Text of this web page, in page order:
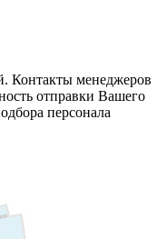
Контакты менеджеров
отправки Вашего
персонала